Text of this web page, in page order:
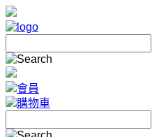
會員
購物車